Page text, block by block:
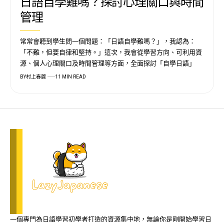
管理
常常會聽到學生問一個問題：「日語自學難嗎？」，我認為：
「不難，但要自律和堅持。」這次，我會從學習方向、可利用資
源、個人心理關口及時間管理等方面，全面探討「自學日語」
BY村上春麗 11 MIN READ
一個專門為日語學習初學者打造的資源集中地，無論你是剛開始學習日